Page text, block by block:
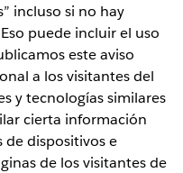
incluso si no hay
puede incluir el uso
este aviso
a los visitantes del
y tecnologías similares
cierta información
dispositivos e
de los visitantes de